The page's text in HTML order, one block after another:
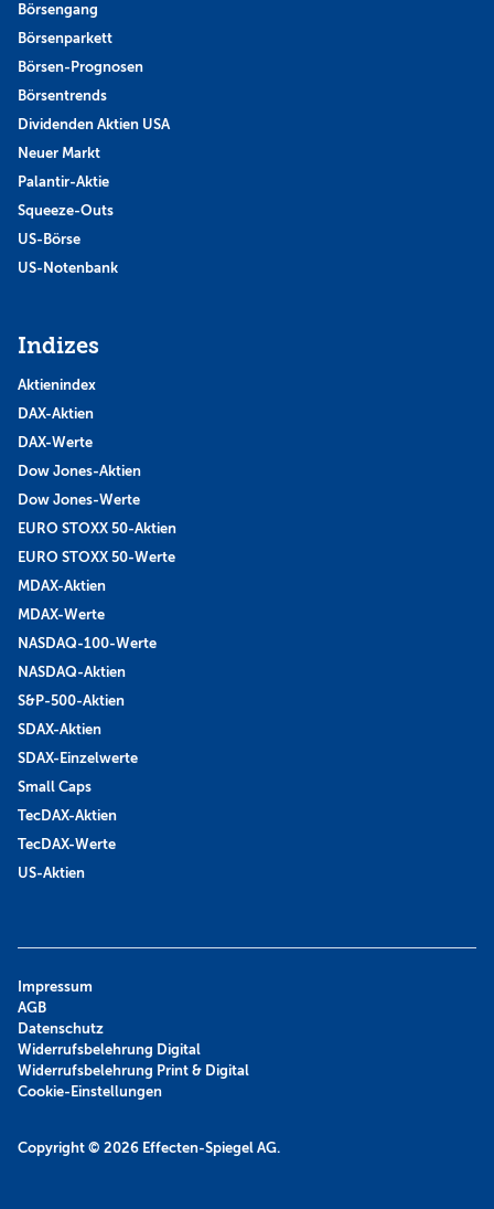
Börsengang
Börsenparkett
Börsen-Prognosen
Börsentrends
Dividenden Aktien USA
Neuer Markt
Palantir-Aktie
Squeeze-Outs
US-Börse
US-Notenbank
Indizes
Aktienindex
DAX-Aktien
DAX-Werte
Dow Jones-Aktien
Dow Jones-Werte
EURO STOXX 50-Aktien
EURO STOXX 50-Werte
MDAX-Aktien
MDAX-Werte
NASDAQ-100-Werte
NASDAQ-Aktien
S&P-500-Aktien
SDAX-Aktien
SDAX-Einzelwerte
Small Caps
TecDAX-Aktien
TecDAX-Werte
US-Aktien
Copyright © 2026 Effecten-Spiegel AG.
Impressum
AGB
Datenschutz
Widerrufsbelehrung Digital
Widerrufsbelehrung Print & Digital
Cookie-Einstellungen